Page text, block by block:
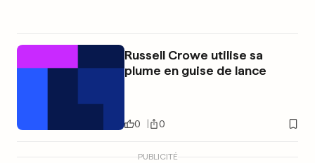
Russell Crowe utilise sa
plume en guise de lance
0 0
PUBLICITÉ